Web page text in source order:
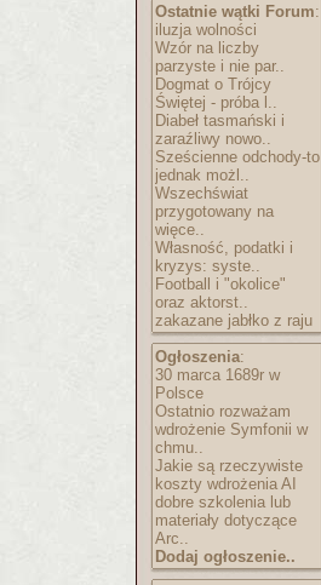
Ostatnie wątki Forum:
iluzja wolności
Wzór na liczby
parzyste i nie par..
Dogmat o Trójcy
Świętej - próba l..
Diabeł tasmański i
zaraźliwy nowo..
Sześcienne odchody-to
jednak możl..
Wszechświat
przygotowany na
więce..
Własność, podatki i
kryzys: syste..
Football i "okolice"
oraz aktorst..
zakazane jabłko z raju
Ogłoszenia:
30 marca 1689r w
Polsce
Ostatnio rozważam
wdrożenie Symfonii w
chmu..
Jakie są rzeczywiste
koszty wdrożenia AI
dobre szkolenia lub
materiały dotyczące
Arc..
Dodaj ogłoszenie..